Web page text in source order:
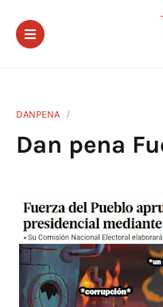
DANPENA
Dan pena